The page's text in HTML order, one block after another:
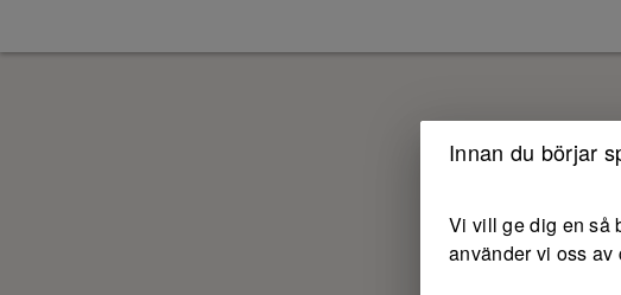
Innan du börjar
Vi vill ge dig en så
använder vi oss av